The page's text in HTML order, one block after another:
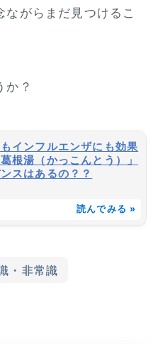
がらまだ見つけるこ
か？
インフルエンザにも効果
根湯（かっこんとう）」
スはあるの？？
読んでみる »
・非常識